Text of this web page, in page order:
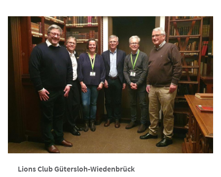
Lions Club Gütersloh-Wiedenbrück